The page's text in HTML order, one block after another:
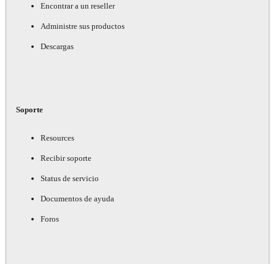
Encontrar a un reseller
Administre sus productos
Descargas
Soporte
Resources
Recibir soporte
Status de servicio
Documentos de ayuda
Foros